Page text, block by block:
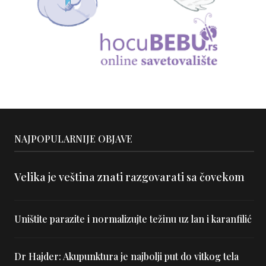
NAJPOPULARNIJE OBJAVE
Velika je veština znati razgovarati sa čovekom
Uništite parazite i normalizujte težinu uz lan i karanfilić
Dr Hajder: Akupunktura je najbolji put do vitkog tela